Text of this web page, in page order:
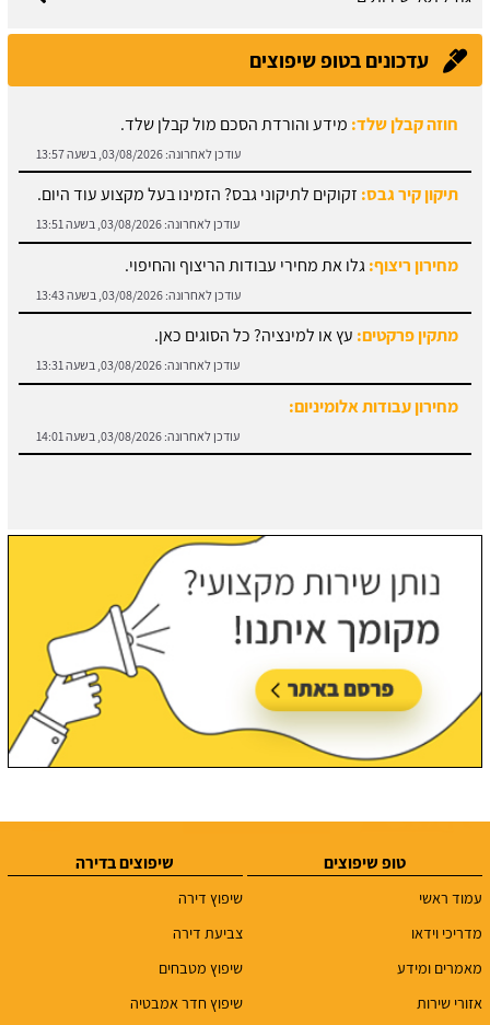
עדכונים בטופ שיפוצים
חוזה קבלן שלד: מידע והורדת הסכם מול קבלן שלד.
עודכן לאחרונה: 03/08/2026, בשעה 13:57
תיקון קיר גבס: זקוקים לתיקוני גבס? הזמינו בעל מקצוע עוד היום.
עודכן לאחרונה: 03/08/2026, בשעה 13:51
מחירון ריצוף:גלו את מחירי עבודות הריצוף והחיפוי.
עודכן לאחרונה: 03/08/2026, בשעה 13:43
מתקין פרקטים: עץ או למינציה? כל הסוגים כאן.
עודכן לאחרונה: 03/08/2026, בשעה 13:31
מחירון עבודות אלומיניום:
עודכן לאחרונה: 03/08/2026, בשעה 14:01
טופ שיפוצים
עמוד ראשי
מדריכי וידאו
מאמרים ומידע
אזורי שירות
שיפוצים בדירה
שיפוץ דירה
צביעת דירה
שיפוץ מטבחים
שיפוץ חדר אמבטיה